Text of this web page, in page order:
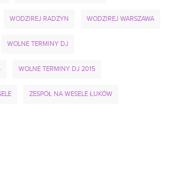
WODZIREJ RADZYN WODZIREJ WARSZAWA
WOLNE TERMINY DJ
WOLNE TERMINY DJ 2015
ZESPÓŁ NA WESELE ŁUKÓW